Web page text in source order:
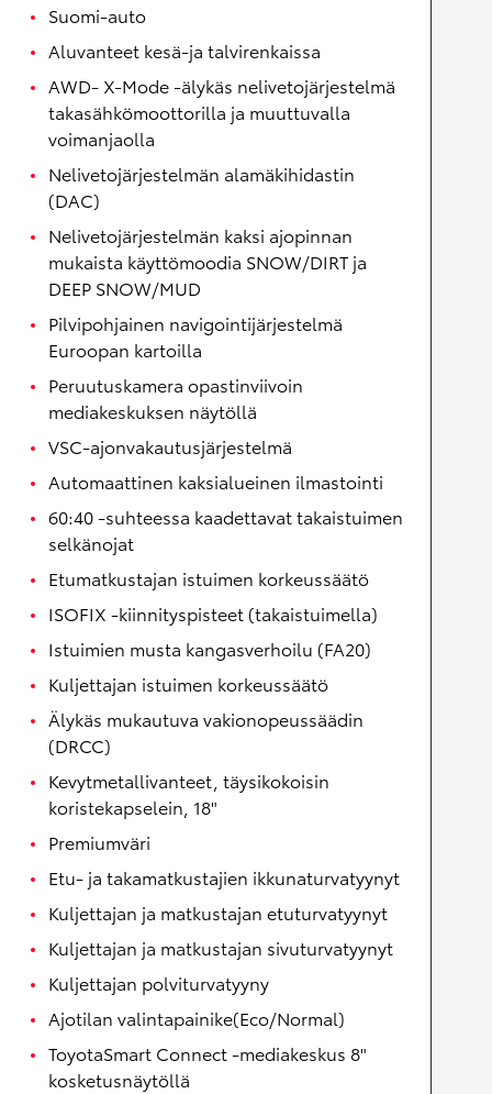
Suomi-auto
Aluvanteet kesä-ja talvirenkaissa
AWD- X-Mode -älykäs nelivetojärjestelmä
takasähkömoottorilla ja muuttuvalla
voimanjaolla
Nelivetojärjestelmän alamäkihidastin
(DAC)
Nelivetojärjestelmän kaksi ajopinnan
mukaista käyttömoodia SNOW/DIRT ja
DEEP SNOW/MUD
Pilvipohjainen navigointijärjestelmä
Euroopan kartoilla
Peruutuskamera opastinviivoin
mediakeskuksen näytöllä
VSC-ajonvakautusjärjestelmä
Automaattinen kaksialueinen ilmastointi
60:40 -suhteessa kaadettavat takaistuimen
selkänojat
Etumatkustajan istuimen korkeussäätö
ISOFIX -kiinnityspisteet (takaistuimella)
Istuimien musta kangasverhoilu (FA20)
Kuljettajan istuimen korkeussäätö
Älykäs mukautuva vakionopeussäädin
(DRCC)
Kevytmetallivanteet, täysikokoisin
koristekapselein, 18"
Premiumväri
Etu- ja takamatkustajien ikkunaturvatyynyt
Kuljettajan ja matkustajan etuturvatyynyt
Kuljettajan ja matkustajan sivuturvatyynyt
Kuljettajan polviturvatyyny
Ajotilan valintapainike(Eco/Normal)
ToyotaSmart Connect -mediakeskus 8"
kosketusnäytöllä